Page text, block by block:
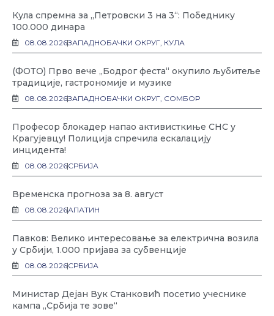
Кула спремна за „Петровски 3 на 3“: Победнику
100.000 динара
08.08.2026ЗАПАДНОБАЧКИ ОКРУГ, КУЛА
(ФОТО) Прво вече „Бодрог феста“ окупило љубитеље
традиције, гастрономије и музике
08.08.2026ЗАПАДНОБАЧКИ ОКРУГ, СОМБОР
Професор блокадер напао активисткиње СНС у
Крагујевцу! Полиција спречила ескалацију
инцидента!
08.08.2026СРБИЈА
Временска прогноза за 8. август
08.08.2026АПАТИН
Павков: Велико интересовање за електрична возила
у Србији, 1.000 пријава за субвенције
08.08.2026СРБИЈА
Министар Дејан Вук Станковић посетио учеснике
кампа „Србија те зове“